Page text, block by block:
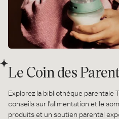
Le Coin des
Explorez la bibliothèque parentale
conseils sur l'alimentation et le
produits et un soutien parental